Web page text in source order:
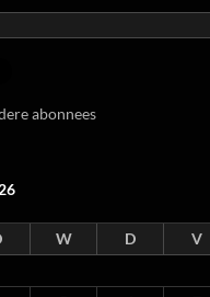
abonnees
W D V